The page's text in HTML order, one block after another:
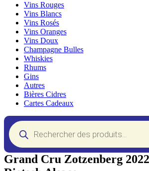
Vins Rouges
Vins Blancs
Vins Rosés
Vins Oranges
Vins Doux
Champagne Bulles
Whiskies
Rhums
Gins
Autres
Bières Cidres
Cartes Cadeaux
Recherche
de
produits
Grand Cru Zotzenberg